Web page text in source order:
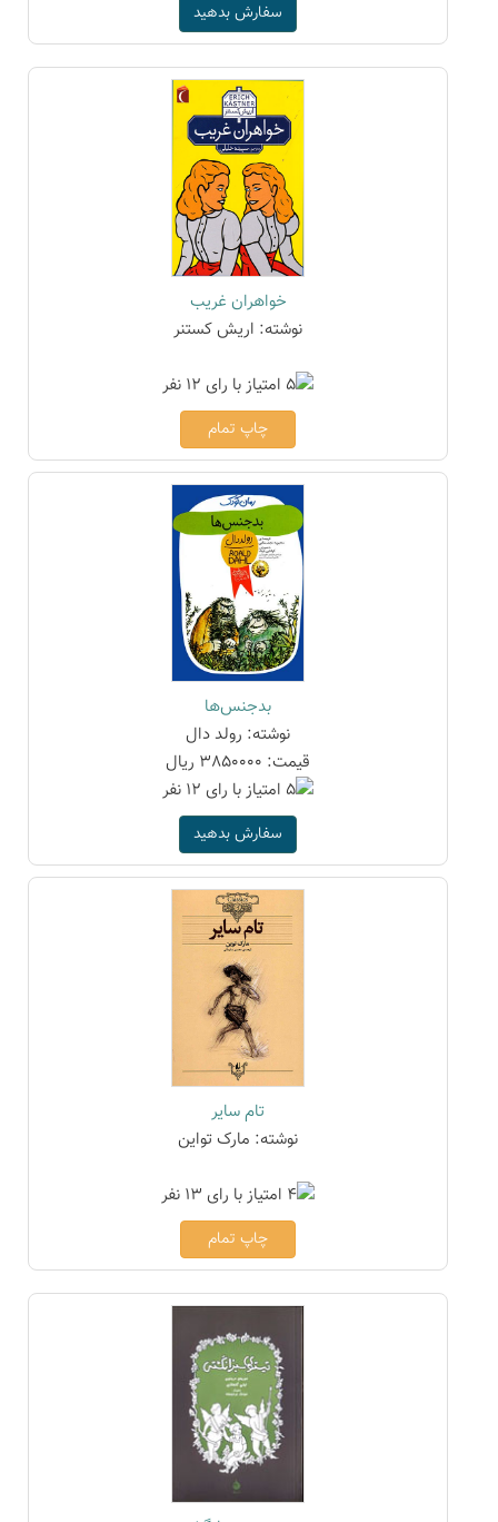
سفارش بدهید
خواهران غریب
نوشته: اریش کستنر
چاپ تمام
بدجنس‌ها
نوشته: رولد دال
قیمت: 3850000 ریال
سفارش بدهید
تام سایر
نوشته: مارک تواین
چاپ تمام